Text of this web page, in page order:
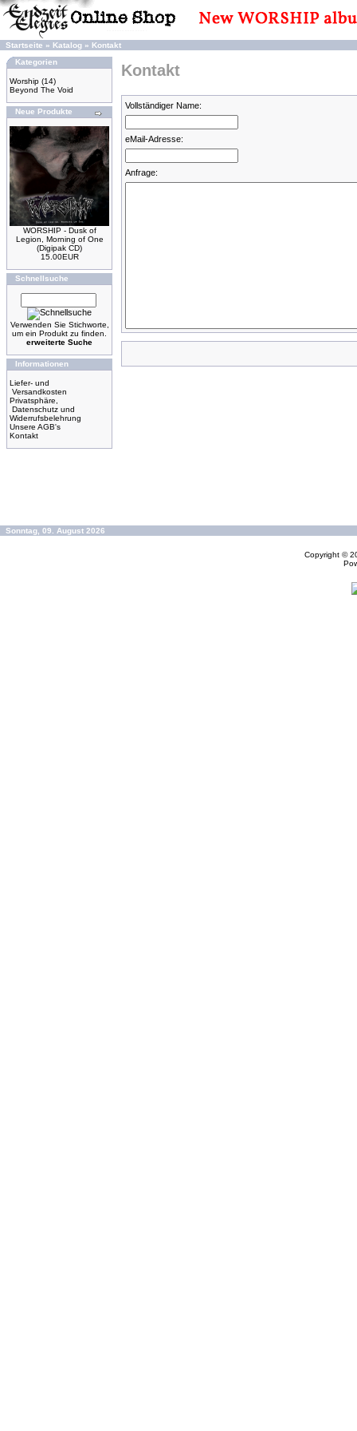
Startseite » Katalog » Kontakt
Kategorien
Worship (14)
Beyond The Void
Neue Produkte
WORSHIP - Dusk of
Legion, Morning of One
(Digipak CD)
15.00EUR
Schnellsuche
Verwenden Sie Stichworte,
um ein Produkt zu finden.
erweiterte Suche
Informationen
Liefer- und
Versandkosten
Privatsphäre,
Datenschutz und
Widerrufsbelehrung
Unsere AGB's
Kontakt
Kontakt
Vollständiger Name:
eMail-Adresse:
Anfrage:
Sonntag, 09. August 2026
Copyright ©